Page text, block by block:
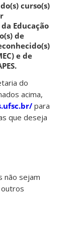
curso(s)
Educação
de
e de
do
acima,
para
que deseja
não sejam